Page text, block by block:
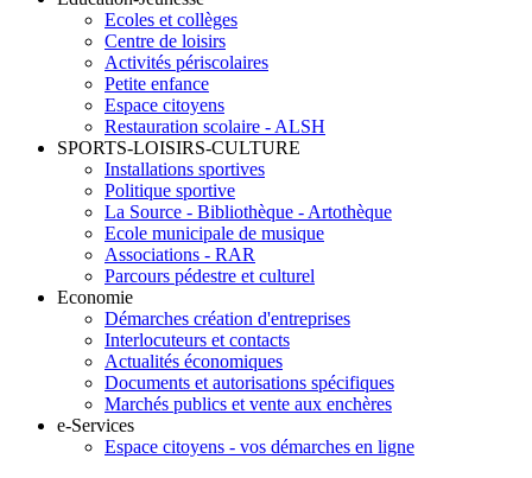
Ecoles et collèges
Centre de loisirs
Activités périscolaires
Petite enfance
Espace citoyens
Restauration scolaire - ALSH
SPORTS-LOISIRS-CULTURE
Installations sportives
Politique sportive
La Source - Bibliothèque - Artothèque
Ecole municipale de musique
Associations - RAR
Parcours pédestre et culturel
Economie
Démarches création d'entreprises
Interlocuteurs et contacts
Actualités économiques
Documents et autorisations spécifiques
Marchés publics et vente aux enchères
e-Services
Espace citoyens - vos démarches en ligne